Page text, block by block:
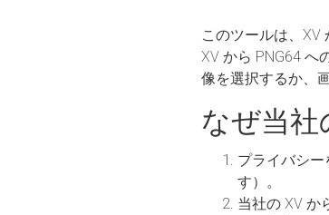
このツールは、XV
XV から PNG64 へ
像を選択するか、
なぜ当社
プライバシ
す）。
当社の XV か